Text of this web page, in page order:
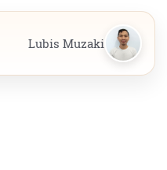
Lubis Muzaki